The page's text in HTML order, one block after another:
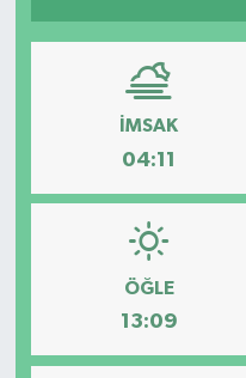
İMSAK
04:11
ÖĞLE
13:09
Magazin
Gündem
Kültür & Sanat
Teknoloji